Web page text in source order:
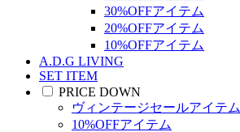
30%OFFアイテム
20%OFFアイテム
10%OFFアイテム
A.D.G LIVING
SET ITEM
PRICE DOWN
ヴィンテージセールアイテム
10%OFFアイテム